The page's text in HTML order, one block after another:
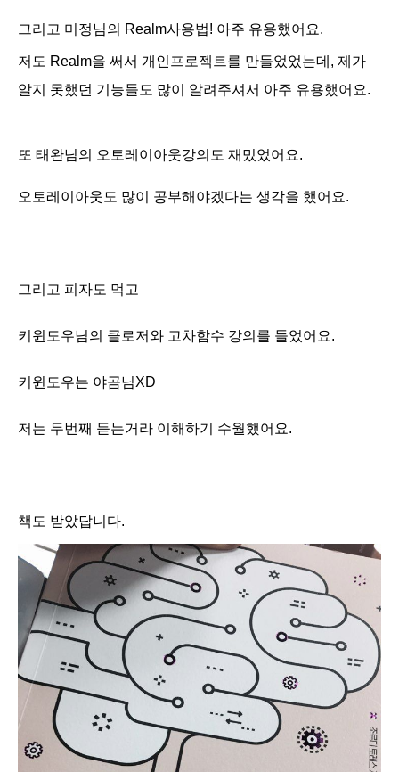
그리고 미정님의 Realm사용법! 아주 유용했어요.
저도 Realm을 써서 개인프로젝트를 만들었었는데, 제가
알지 못했던 기능들도 많이 알려주셔서 아주 유용했어요.
또 태완님의 오토레이아웃강의도 재밌었어요.
오토레이아웃도 많이 공부해야겠다는 생각을 했어요.
그리고 피자도 먹고
키윈도우님의 클로저와 고차함수 강의를 들었어요.
키윈도우는 야곰님XD
저는 두번째 듣는거라 이해하기 수월했어요.
책도 받았답니다.